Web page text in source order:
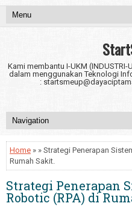
Kami membantu I-UKM (INDUSTRI-
dalam menggunakan Teknologi
:
Home » » Strategi Penerapan
Rumah Sakit.
Strategi Penerapan
Robotic (RPA) di